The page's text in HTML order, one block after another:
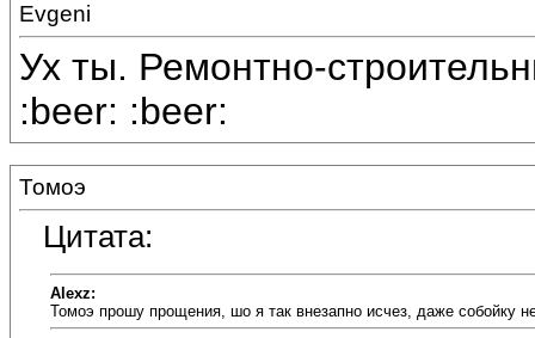
Evgeni
Ух ты. Ремонтно-
:beer: :beer:
Томоэ
Цитата:
Alexz:
Томоэ прошу прощения, шо я так внезапно исчез, даже собойку